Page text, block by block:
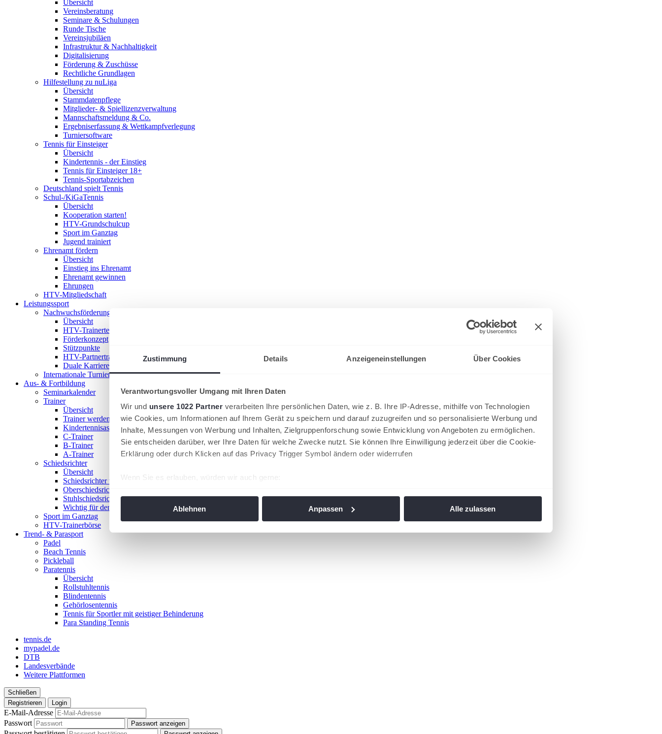
Zustimmung Details Anzeigeneinstellungen Über Cookies
Verantwortungsvoller Umgang mit Ihren Daten
Wir und unsere 1022 Partner verarbeiten Ihre persönlichen Daten, wie z. B. Ihre IP-Adresse, mithilfe von Technologien
wie Cookies, um Informationen auf Ihrem Gerät zu speichern und darauf zuzugreifen und so personalisierte Werbung und
Inhalte, Messungen von Werbung und Inhalten, Zielgruppenforschung sowie Entwicklung von Angeboten zu ermöglichen.
Sie entscheiden darüber, wer Ihre Daten für welche Zwecke nutzt. Sie können Ihre Einwilligung jederzeit über die Cookie-
Erklärung oder durch Klicken auf das Privacy Trigger Symbol ändern oder widerrufen
Wenn Sie es erlauben, würden wir auch gerne:
angepasst werden.
Ablehnen Anpassen Alle zulassen
Übersicht
Vereinsberatung
Seminare & Schulungen
Runde Tische
Vereinsjubiläen
Infrastruktur & Nachhaltigkeit
Digitalisierung
Förderung & Zuschüsse
Rechtliche Grundlagen
Hilfestellung zu nuLiga
Übersicht
Stammdatenpflege
Mitglieder- & Spiellizenzverwaltung
Mannschaftsmeldung & Co.
Ergebniserfassung & Wettkampfverlegung
Turniersoftware
Tennis für Einsteiger
Übersicht
Kindertennis - der Einstieg
Tennis für Einsteiger 18+
Tennis-Sportabzeichen
Deutschland spielt Tennis
Schul-/KiGaTennis
Übersicht
Kooperation starten!
HTV-Grundschulcup
Sport im Ganztag
Jugend trainiert
Ehrenamt fördern
Übersicht
Einstieg ins Ehrenamt
Ehrenamt gewinnen
Ehrungen
HTV-Mitgliedschaft
Leistungssport
Nachwuchsförderung im HTV
Übersicht
HTV-Trainerteam
Förderkonzept
Stützpunkte
HTV-Partnertrainer
Duale Karriere
Internationale Turniere
Aus- & Fortbildung
Seminarkalender
Trainer
Übersicht
Trainer werden!
Kindertennisassistent
C-Trainer
B-Trainer
A-Trainer
Schiedsrichter
Übersicht
Schiedsrichter werden!
Oberschiedsrichter
Stuhlschiedsrichter
Wichtig für den Spieltag
Sport im Ganztag
HTV-Trainerbörse
Trend- & Parasport
Padel
Beach Tennis
Pickleball
Paratennis
Übersicht
Rollstuhltennis
Blindentennis
Gehörlosentennis
Tennis für Sportler mit geistiger Behinderung
Para Standing Tennis
tennis.de
mypadel.de
DTB
Landesverbände
Weitere Plattformen
Schließen
Registrieren
Login
E-Mail-Adresse
Passwort
Passwort anzeigen